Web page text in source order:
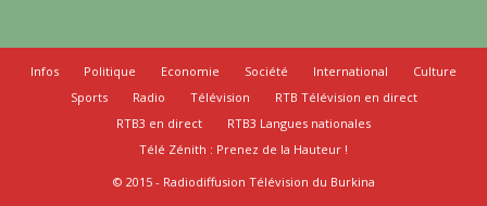
Infos Politique Economie Société International
Culture
Sports
Radio Télévision
RTB Télévision en direct
RTB3 en direct
RTB3 Langues nationales
Télé Zénith : Prenez de la Hauteur !
© 2015 - Radiodiffusion Télévision du Burkina